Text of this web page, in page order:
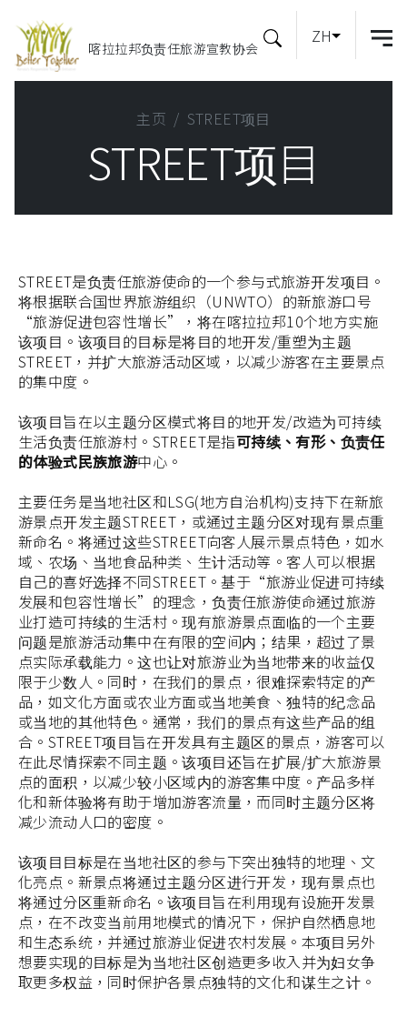
喀拉拉邦负责任旅游宣教协会
ZH
主页 STREET项目
STREET项目
STREET是负责任旅游使命的一个参与式旅游开发项目。
将根据联合国世界旅游组织（UNWTO）的新旅游口号
“旅游促进包容性增长”，将在喀拉拉邦10个地方实施
该项目。该项目的目标是将目的地开发/重塑为主题
STREET，并扩大旅游活动区域，以减少游客在主要景点
的集中度。
该项目旨在以主题分区模式将目的地开发/改造为可持续
生活负责任旅游村。STREET是指可持续、有形、负责任
的体验式民族旅游中心。
主要任务是当地社区和LSG(地方自治机构)支持下在新旅
游景点开发主题STREET，或通过主题分区对现有景点重
新命名。将通过这些STREET向客人展示景点特色，如水
域、农场、当地食品种类、生计活动等。客人可以根据
自己的喜好选择不同STREET。基于“旅游业促进可持续
发展和包容性增长”的理念，负责任旅游使命通过旅游
业打造可持续的生活村。现有旅游景点面临的一个主要
问题是旅游活动集中在有限的空间内；结果，超过了景
点实际承载能力。这也让对旅游业为当地带来的收益仅
限于少数人。同时，在我们的景点，很难探索特定的产
品，如文化方面或农业方面或当地美食、独特的纪念品
或当地的其他特色。通常，我们的景点有这些产品的组
合。STREET项目旨在开发具有主题区的景点，游客可以
在此尽情探索不同主题。该项目还旨在扩展/扩大旅游景
点的面积，以减少较小区域内的游客集中度。产品多样
化和新体验将有助于增加游客流量，而同时主题分区将
减少流动人口的密度。
该项目目标是在当地社区的参与下突出独特的地理、文
化亮点。新景点将通过主题分区进行开发，现有景点也
将通过分区重新命名。该项目旨在利用现有设施开发景
点，在不改变当前用地模式的情况下，保护自然栖息地
和生态系统，并通过旅游业促进农村发展。本项目另外
想要实现的目标是为当地社区创造更多收入并为妇女争
取更多权益，同时保护各景点独特的文化和谋生之计。